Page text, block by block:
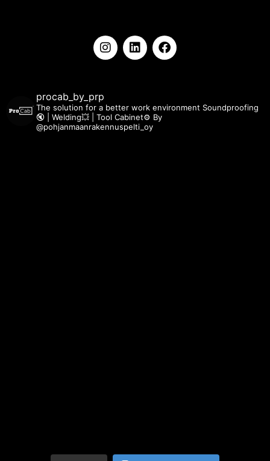
I
n
g
r
a
L
i
i
n
F
a
o
o
procab_by_prp
The solution for a better work environment Soundproofing
🔇 | Welding💥 | Tool Cabinet⚙️ By
@pohjanmaanrakennuspelti_oy